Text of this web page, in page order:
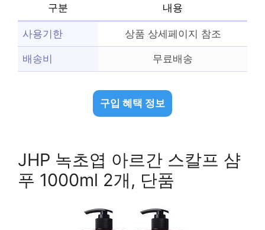
구분 내용
사용기한 상품 상세페이지 참조
배송비 무료배송
구입 혜택 정보
JHP 녹초엽 아르간 스칼프 샴
푸 1000ml 2개, 단품